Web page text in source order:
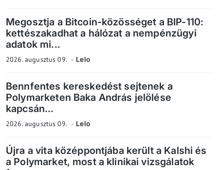
Megosztja a Bitcoin-közösséget a BIP-110:
kettészakadhat a hálózat a nempénzügyi
adatok mi...
2026. augusztus 09. Lelo
Bennfentes kereskedést sejtenek a
Polymarketen Baka András jelölése
kapcsán...
2026. augusztus 09. Lelo
Újra a vita középpontjába került a Kalshi és
a Polymarket, most a klinikai vizsgálatok